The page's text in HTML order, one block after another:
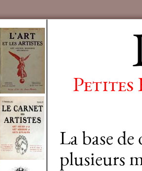
Petites
La base
plusieurs